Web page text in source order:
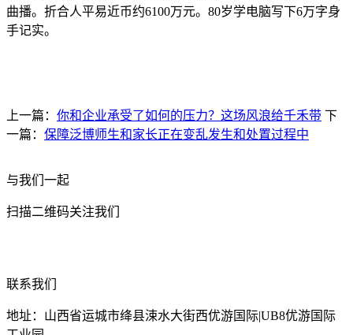
曲播。折合人平易近币约6100万元。80岁学电脑写下6万字身
手记实。
上一篇： 你和企业承受了如何的压力？这场风浪给千禾带 下
一篇： 保障泛博师生和家长正在变乱发生和处置过程中
与我们一起
扫描二维码关注我们
联系我们
地址：山西省运城市绛县涑水大街西优游国际|UB8优游国际